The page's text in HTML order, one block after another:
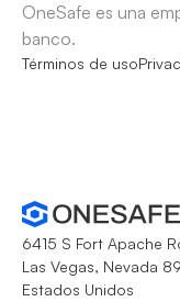
OneSafe es una
banco.
Términos de uso
6415 S Fort Apache
Las Vegas, Nevada
Estados Unidos